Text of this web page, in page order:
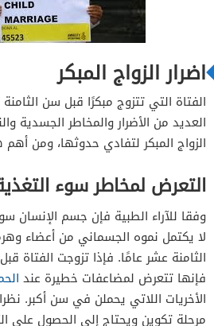
اضرار الزواج المبكر
الفتاة التي تتزوج مبكرًا قبل سن
العديد من الأضرار والمخاطر الجسدية
الزواج المبكر لتفادي حدوثها، ومن
التعرض لمخاطر سوء
وفقا للآراء الطبية فإن جسم الإنسان
لا يكتمل نموه الجسماني من أعضاء
الثامنة عشر عامًا. فإذا تزوجت الفتاة
فإنها تتعرض لمضاعفات خطيرة عند
الأخريات اللاتي يحملن في سن أكبر.
مرحلة تكوين ويحتاج إلى الحصول على